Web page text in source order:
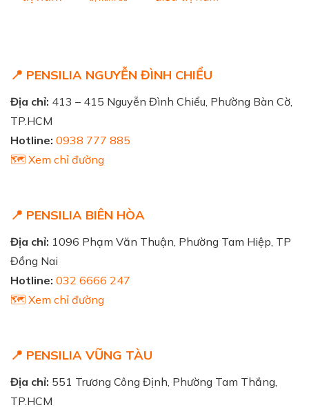
📍 PENSILIA NGUYỄN ĐÌNH CHIỂU
Địa chỉ: 413 – 415 Nguyễn Đình Chiểu, Phường Bàn Cờ,
TP.HCM
Hotline: 0938 777 885
🗺️ Xem chỉ đường
📍 PENSILIA BIÊN HÒA
Địa chỉ: 1096 Phạm Văn Thuận, Phường Tam Hiệp, TP
Đồng Nai
Hotline: 032 6666 247
🗺️ Xem chỉ đường
📍 PENSILIA VŨNG TÀU
Địa chỉ: 551 Trương Công Định, Phường Tam Thắng,
TP.HCM